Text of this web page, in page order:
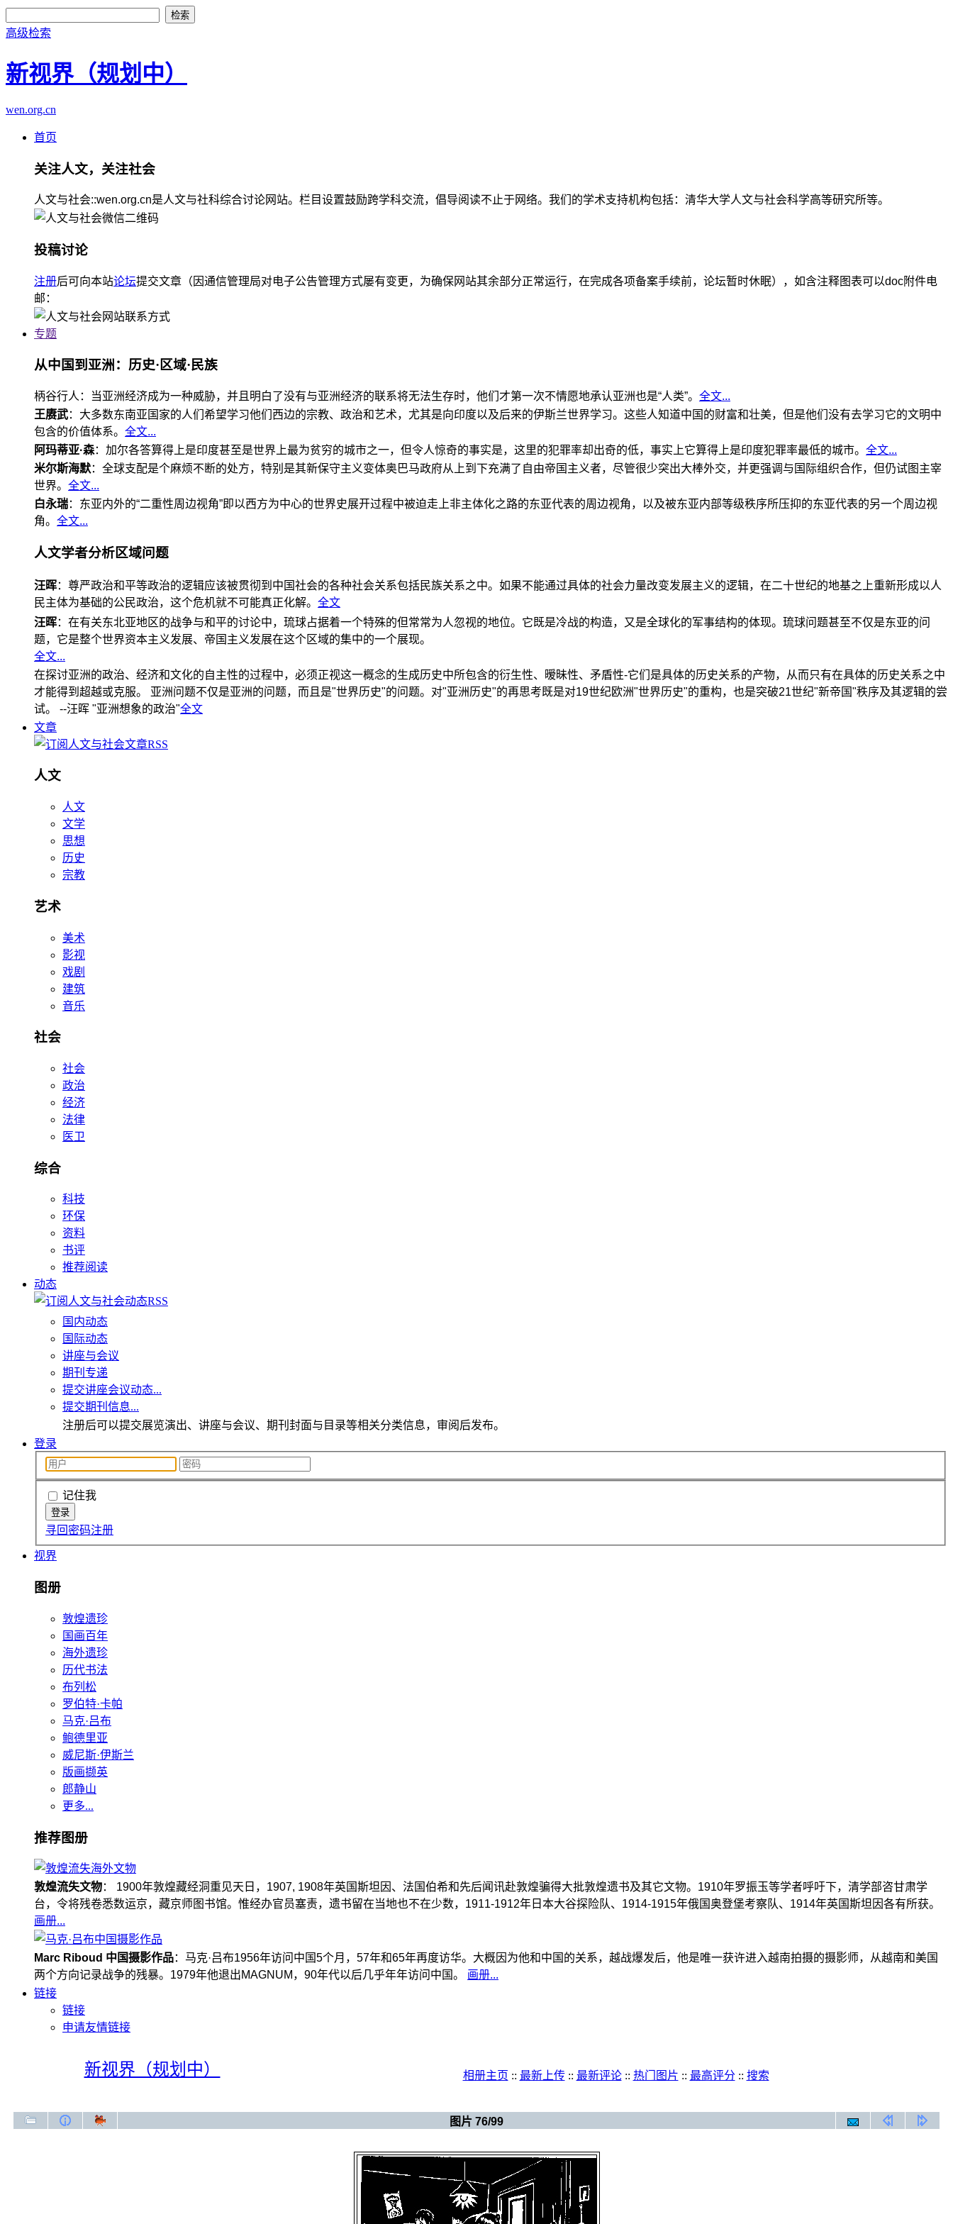
高级检索
新视界（规划中）
wen.org.cn
首页
关注人文，关注社会
人文与社会::wen.org.cn是人文与社科综合讨论网站。栏目设置鼓励跨学科交流，倡导阅读不止于网络。我们的学术支持机构包括：清华大学人文与社会科学高等研究所等。
投稿讨论
注册后可向本站论坛提交文章（因通信管理局对电子公告管理方式屡有变更，为确保网站其余部分正常运行，在完成各项备案手续前，论坛暂时休眠），如含注释图表可以doc附件电
邮：
专题
从中国到亚洲：历史·区域·民族
柄谷行人：当亚洲经济成为一种威胁，并且明白了没有与亚洲经济的联系将无法生存时，他们才第一次不情愿地承认亚洲也是“人类”。 全文...
王赓武：大多数东南亚国家的人们希望学习他们西边的宗教、政治和艺术，尤其是向印度以及后来的伊斯兰世界学习。这些人知道中国的财富和壮美，但是他们没有去学习它的文明中
包含的价值体系。 全文...
阿玛蒂亚·森：加尔各答算得上是印度甚至是世界上最为贫穷的城市之一，但令人惊奇的事实是，这里的犯罪率却出奇的低，事实上它算得上是印度犯罪率最低的城市。 全文...
米尔斯海默：全球支配是个麻烦不断的处方，特别是其新保守主义变体奥巴马政府从上到下充满了自由帝国主义者，尽管很少突出大棒外交，并更强调与国际组织合作，但仍试图主宰
世界。 全文...
白永瑞：东亚内外的“二重性周边视角”即以西方为中心的世界史展开过程中被迫走上非主体化之路的东亚代表的周边视角，以及被东亚内部等级秩序所压抑的东亚代表的另一个周边视
角。 全文...
人文学者分析区域问题
汪晖：尊严政治和平等政治的逻辑应该被贯彻到中国社会的各种社会关系包括民族关系之中。如果不能通过具体的社会力量改变发展主义的逻辑，在二十世纪的地基之上重新形成以人
民主体为基础的公民政治，这个危机就不可能真正化解。 全文
汪晖：在有关东北亚地区的战争与和平的讨论中，琉球占据着一个特殊的但常常为人忽视的地位。它既是冷战的构造，又是全球化的军事结构的体现。琉球问题甚至不仅是东亚的问
题，它是整个世界资本主义发展、帝国主义发展在这个区域的集中的一个展现。
全文...
在探讨亚洲的政治、经济和文化的自主性的过程中，必须正视这一概念的生成历史中所包含的衍生性、暧昧性、矛盾性-它们是具体的历史关系的产物，从而只有在具体的历史关系之中
才能得到超越或克服。 亚洲问题不仅是亚洲的问题，而且是"世界历史"的问题。对"亚洲历史"的再思考既是对19世纪欧洲"世界历史"的重构，也是突破21世纪"新帝国"秩序及其逻辑的尝
试。 --汪晖 "亚洲想象的政治"全文
文章
人文
人文
文学
思想
历史
宗教
艺术
美术
影视
戏剧
建筑
音乐
社会
社会
政治
经济
法律
医卫
综合
科技
环保
资料
书评
推荐阅读
动态
国内动态
国际动态
讲座与会议
期刊专递
提交讲座会议动态...
提交期刊信息...
注册后可以提交展览演出、讲座与会议、期刊封面与目录等相关分类信息，审阅后发布。
登录
记住我
寻回密码注册
视界
图册
敦煌遗珍
国画百年
海外遗珍
历代书法
布列松
罗伯特·卡帕
马克·吕布
鲍德里亚
威尼斯·伊斯兰
版画撷英
郎静山
更多...
推荐图册
敦煌流失文物： 1900年敦煌藏经洞重见天日，1907, 1908年英国斯坦因、法国伯希和先后闻讯赴敦煌骗得大批敦煌遗书及其它文物。1910年罗振玉等学者呼吁下，清学部咨甘肃学
台，令将残卷悉数运京，藏京师图书馆。惟经办官员塞责，遗书留在当地也不在少数，1911-1912年日本大谷探险队、1914-1915年俄国奥登堡考察队、1914年英国斯坦因各有所获。
画册...
Marc Riboud 中国摄影作品：马克·吕布1956年访问中国5个月，57年和65年再度访华。大概因为他和中国的关系，越战爆发后，他是唯一获许进入越南拍摄的摄影师，从越南和美国
两个方向记录战争的残暴。1979年他退出MAGNUM，90年代以后几乎年年访问中国。 画册...
链接
链接
申请友情链接
新视界（规划中） 相册主页 :: 最新上传:: 最新评论:: 热门图片 :: 最高评分 :: 搜索
图片 76/99